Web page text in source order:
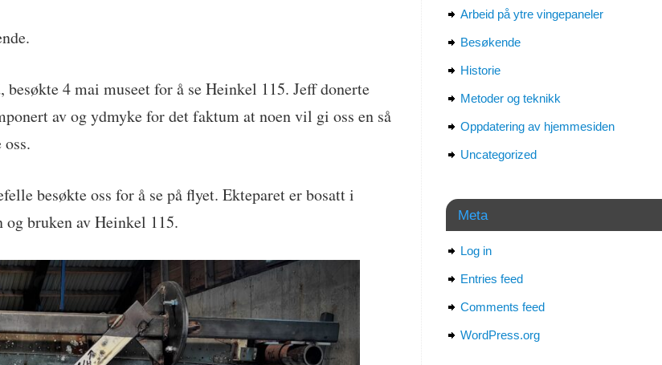
4 mai museet for å se Heinkel 115. Jeff donerte
av og ydmyke for det faktum at noen vil gi oss en så
oss.
besøkte oss for å se på flyet. Ekteparet er bosatt i
bruken av Heinkel 115.
Arbeid på ytre vingepaneler
Besøkende
Historie
Metoder og teknikk
Oppdatering av hjemmesiden
Uncategorized
Meta
Log in
Entries feed
Comments feed
WordPress.org